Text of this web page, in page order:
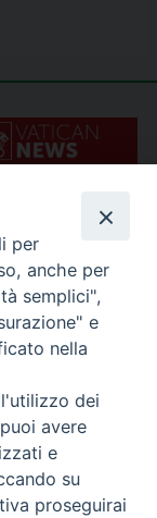
per
anche per
semplici",
e
nella
dei
avere
e
su
proseguirai